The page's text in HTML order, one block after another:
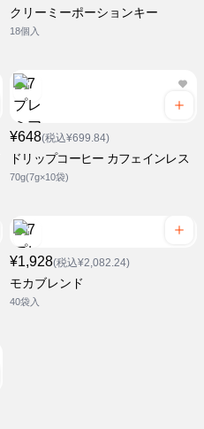
クリーミーポーションキー
18個入
¥648(税込¥699.84)
ドリップコーヒー カフェインレス
70g(7g×10袋)
¥1,928(税込¥2,082.24)
モカブレンド
40袋入